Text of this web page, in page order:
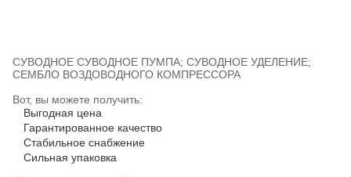
СУВОДНОЕ СУВОДНОЕ ПУМПА; СУВОДНОЕ УДЕЛЕНИЕ;
СЕМБЛО ВОЗДОВОДНОГО КОМПРЕССОРА
Вот, вы можете получить:
Выгодная цена
Гарантированное качество
Стабильное снабжение
Сильная упаковка